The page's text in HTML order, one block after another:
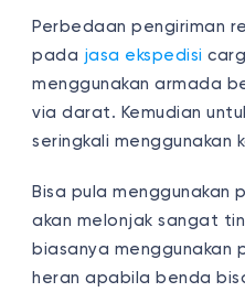
Perbedaan pengiriman
pada jasa ekspedisi
menggunakan armada
via darat. Kemudian
seringkali menggunakan
Bisa pula menggunakan
akan melonjak sangat
biasanya menggunakan
heran apabila benda